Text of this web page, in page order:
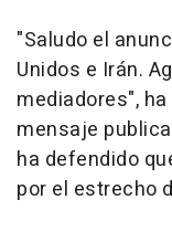
"Saludo el
Unidos e Irán.
mediadores",
mensaje
ha defendido
por el estrecho